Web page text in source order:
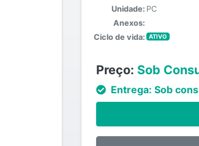
Unidade: PC
Anexos:
Ciclo de vida:
ATIVO
Preço: Sob
Entrega: Sob